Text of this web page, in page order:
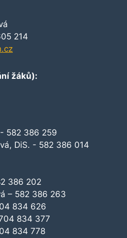
214
žáků):
582 386 259
DiS. - 582 386 014
386 202
– 582 386 263
834 626
834 377
834 778